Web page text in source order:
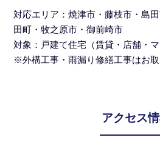
対応エリア：焼津市・藤枝市・島
田町・牧之原市・御前崎市
対象：戸建て住宅（賃貸・店舗・マ
※外構工事・雨漏り修繕工事はお
アクセス